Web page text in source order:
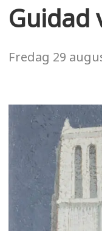
Guidad
Fredag 29